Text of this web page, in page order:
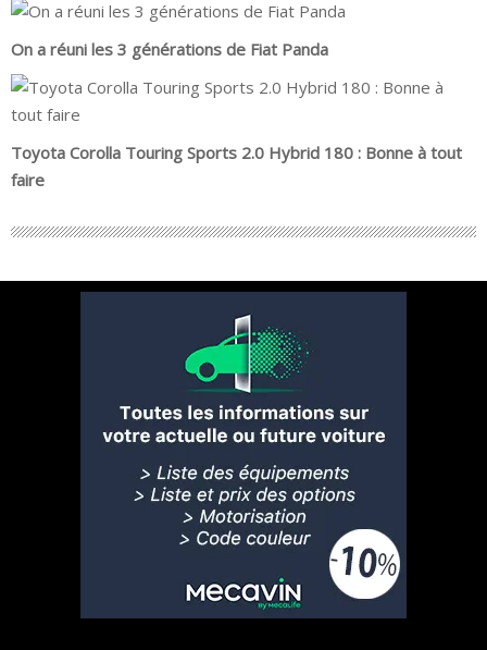
On a réuni les 3 générations de Fiat Panda
Toyota Corolla Touring Sports 2.0 Hybrid 180 : Bonne à tout
faire